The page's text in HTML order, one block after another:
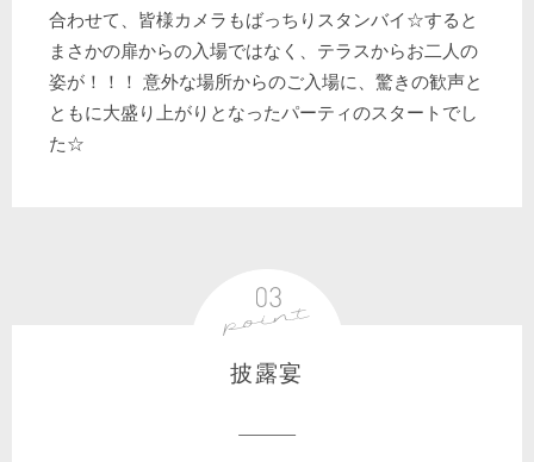
合わせて、皆様カメラもばっちりスタンバイ☆すると
まさかの扉からの入場ではなく、テラスからお二人の
姿が！！！ 意外な場所からのご入場に、驚きの歓声と
ともに大盛り上がりとなったパーティのスタートでし
た☆
披露宴